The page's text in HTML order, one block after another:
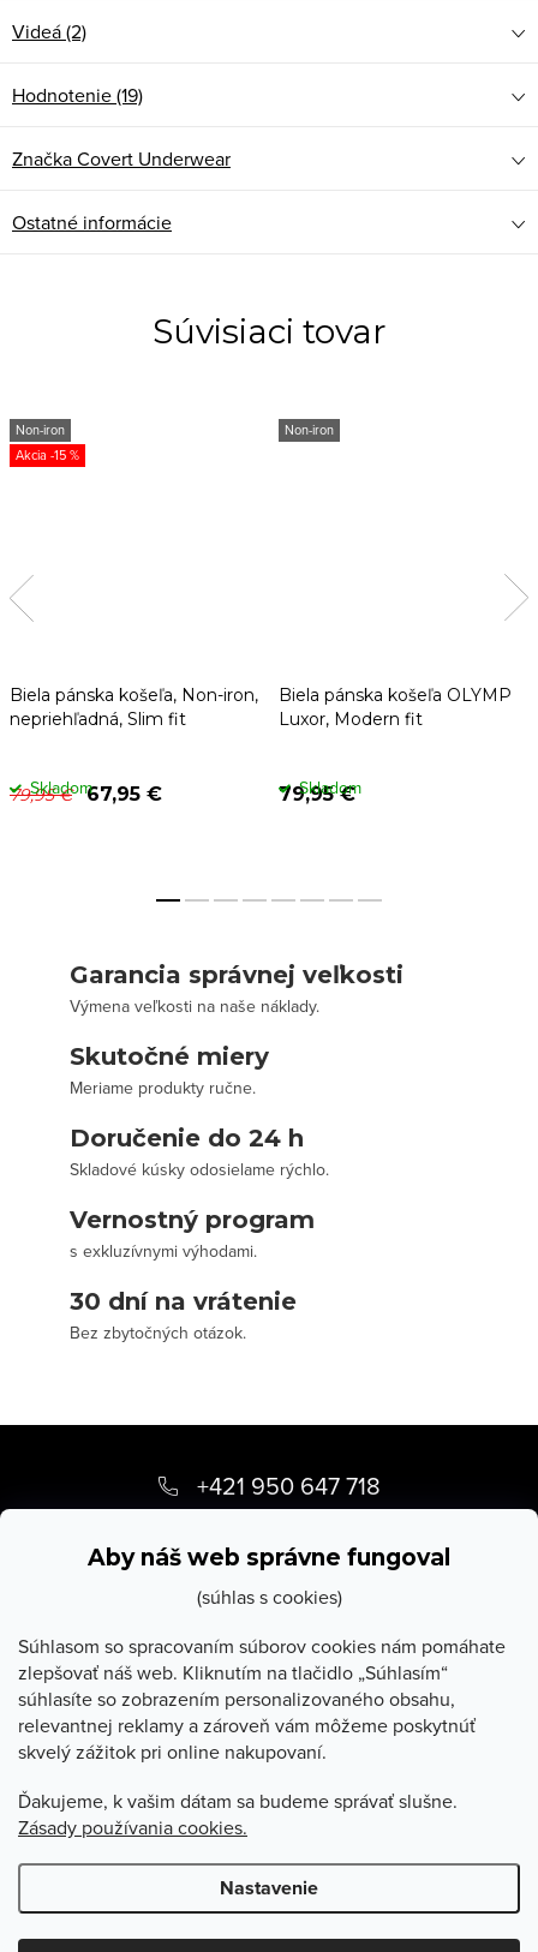
Aby náš web správne fungoval
(súhlas s cookies)
Súhlasom so spracovaním súborov cookies nám pomáhate
zlepšovať náš web. Kliknutím na tlačidlo „Súhlasím“
súhlasíte so zobrazením personalizovaného obsahu,
relevantnej reklamy a zároveň vám môžeme poskytnúť
skvelý zážitok pri online nakupovaní.
Ďakujeme, k vašim dátam sa budeme správať slušne.
Zásady používania cookies.
Nastavenie
Videá (2)
Hodnotenie (19)
ZnačkaCovert Underwear
Ostatné informácie
Súvisiaci tovar
Non-iron
-15 %
Biela pánska košeľa, Non-iron,
nepriehľadná, Slim fit
79,95 € 67,95 €
Skladom
Non-iron
Biela pánska košeľa OLYMP
Luxor, Modern fit
79,95 €
Skladom
Garancia správnej veľkosti
Výmena veľkosti na naše náklady.
Skutočné miery
Meriame produkty ručne.
Doručenie do 24 h
Skladové kúsky odosielame rýchlo.
Vernostný program
s exkluzívnymi výhodami.
30 dní na vrátenie
Bez zbytočných otázok.
p
+421 950 647 718
O Stevula
Poradňa
Copyright 2026Stevula.sk. Všetky práva vyhradené.Upraviť
nastavenie cookies